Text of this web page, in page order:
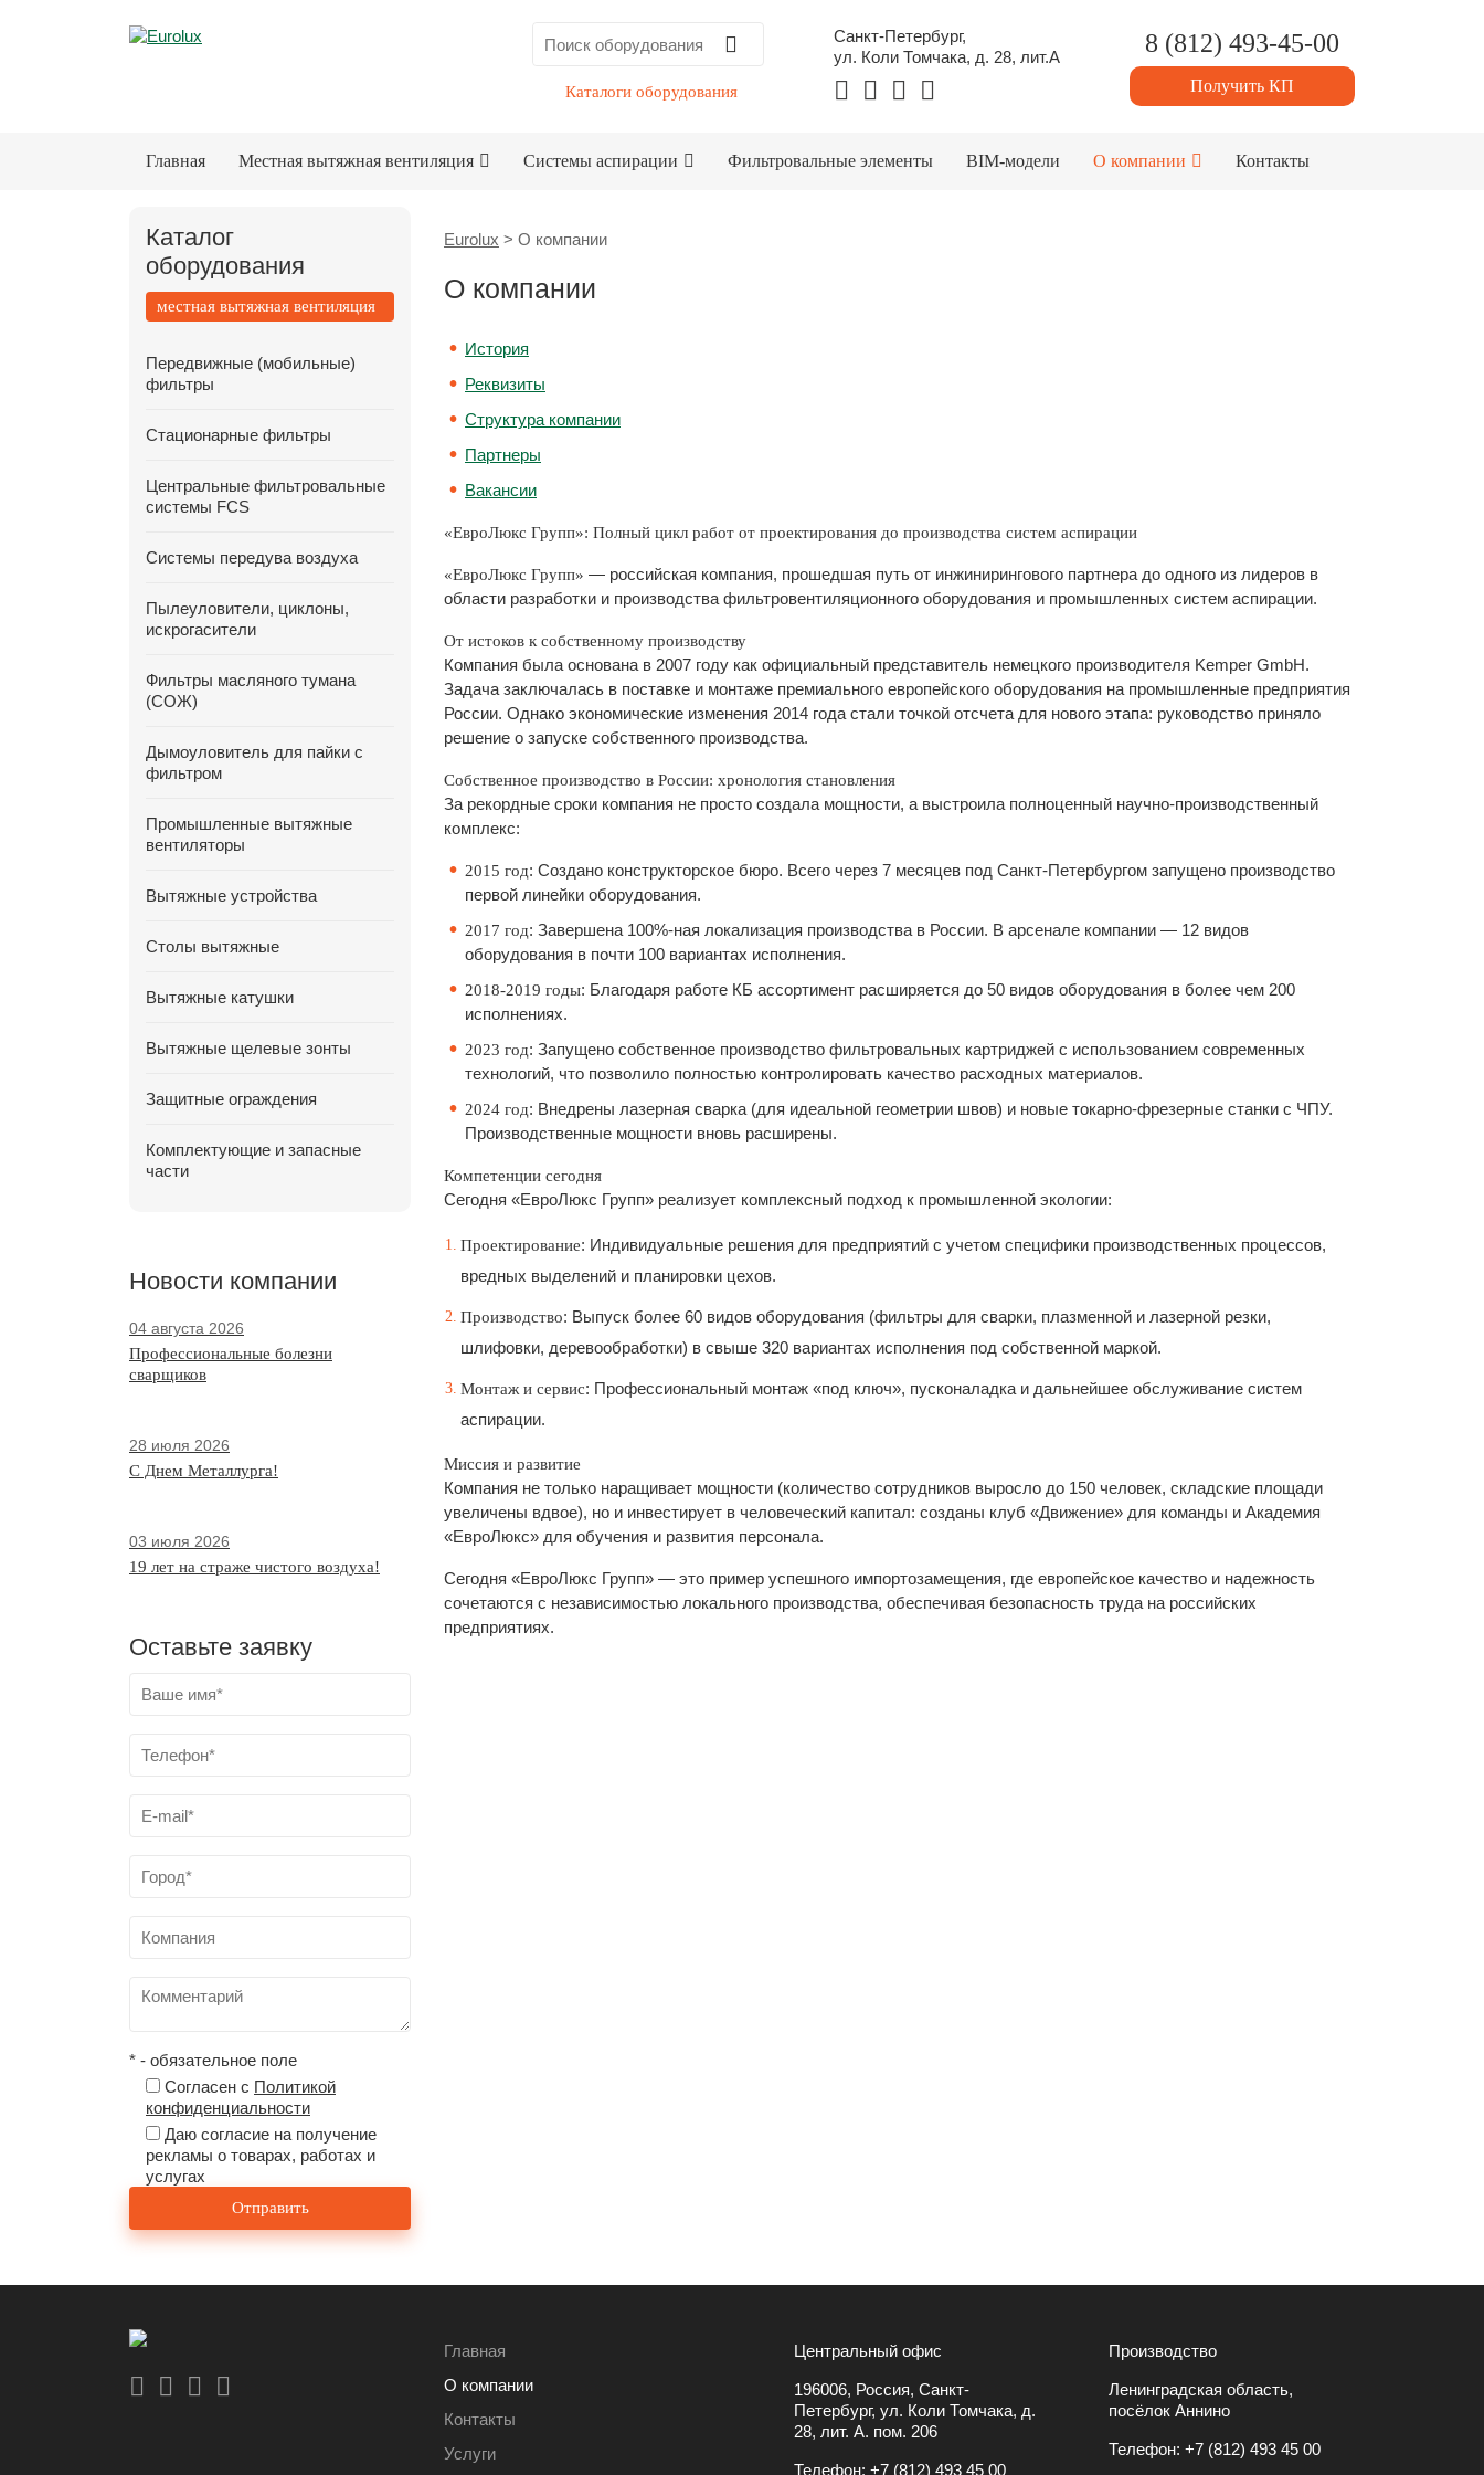
Каталоги оборудования
Санкт-Петербург,
ул. Коли Томчака, д. 28, лит.А
8 (812) 493-45-00
Получить КП
Главная Местная вытяжная вентиляция Системы аспирации Фильтровальные элементы BIM-модели О компании Контакты
Каталог
оборудования
местная вытяжная вентиляция
Передвижные (мобильные)
фильтры
Стационарные фильтры
Центральные фильтровальные
системы FCS
Системы передува воздуха
Пылеуловители, циклоны,
искрогасители
Фильтры масляного тумана
(СОЖ)
Дымоуловитель для пайки с
фильтром
Промышленные вытяжные
вентиляторы
Вытяжные устройства
Столы вытяжные
Вытяжные катушки
Вытяжные щелевые зонты
Защитные ограждения
Комплектующие и запасные
части
Новости компании
04 августа 2026
Профессиональные болезни
сварщиков
28 июля 2026
С Днем Металлурга!
03 июля 2026
19 лет на страже чистого воздуха!
Оставьте заявку
* - обязательное поле
Согласен с Политикой
конфиденциальности
Даю согласие на получение
рекламы о товарах, работах и
услугах
Eurolux > О компании
О компании
История
Реквизиты
Структура компании
Партнеры
Вакансии
«ЕвроЛюкс Групп»: Полный цикл работ от проектирования до производства систем аспирации
«ЕвроЛюкс Групп» — российская компания, прошедшая путь от инжинирингового партнера до одного из лидеров в
области разработки и производства фильтровентиляционного оборудования и промышленных систем аспирации.
От истоков к собственному производству
Компания была основана в 2007 году как официальный представитель немецкого производителя Kemper GmbH.
Задача заключалась в поставке и монтаже премиального европейского оборудования на промышленные предприятия
России. Однако экономические изменения 2014 года стали точкой отсчета для нового этапа: руководство приняло
решение о запуске собственного производства.
Собственное производство в России: хронология становления
За рекордные сроки компания не просто создала мощности, а выстроила полноценный научно-производственный
комплекс:
2015 год: Создано конструкторское бюро. Всего через 7 месяцев под Санкт-Петербургом запущено производство
первой линейки оборудования.
2017 год: Завершена 100%-ная локализация производства в России. В арсенале компании — 12 видов
оборудования в почти 100 вариантах исполнения.
2018-2019 годы: Благодаря работе КБ ассортимент расширяется до 50 видов оборудования в более чем 200
исполнениях.
2023 год: Запущено собственное производство фильтровальных картриджей с использованием современных
технологий, что позволило полностью контролировать качество расходных материалов.
2024 год: Внедрены лазерная сварка (для идеальной геометрии швов) и новые токарно-фрезерные станки с ЧПУ.
Производственные мощности вновь расширены.
Компетенции сегодня
Сегодня «ЕвроЛюкс Групп» реализует комплексный подход к промышленной экологии:
Проектирование: Индивидуальные решения для предприятий с учетом специфики производственных процессов,
вредных выделений и планировки цехов.
Производство: Выпуск более 60 видов оборудования (фильтры для сварки, плазменной и лазерной резки,
шлифовки, деревообработки) в свыше 320 вариантах исполнения под собственной маркой.
Монтаж и сервис: Профессиональный монтаж «под ключ», пусконаладка и дальнейшее обслуживание систем
аспирации.
Миссия и развитие
Компания не только наращивает мощности (количество сотрудников выросло до 150 человек, складские площади
увеличены вдвое), но и инвестирует в человеческий капитал: созданы клуб «Движение» для команды и Академия
«ЕвроЛюкс» для обучения и развития персонала.
Сегодня «ЕвроЛюкс Групп» — это пример успешного импортозамещения, где европейское качество и надежность
сочетаются с независимостью локального производства, обеспечивая безопасность труда на российских
предприятиях.
Главная
О компании
Контакты
Услуги
Центральный офис
196006, Россия, Санкт-
Петербург, ул. Коли Томчака, д.
28, лит. А. пом. 206
Телефон: +7 (812) 493 45 00
Производство
Ленинградская область,
посёлок Аннино
Телефон: +7 (812) 493 45 00